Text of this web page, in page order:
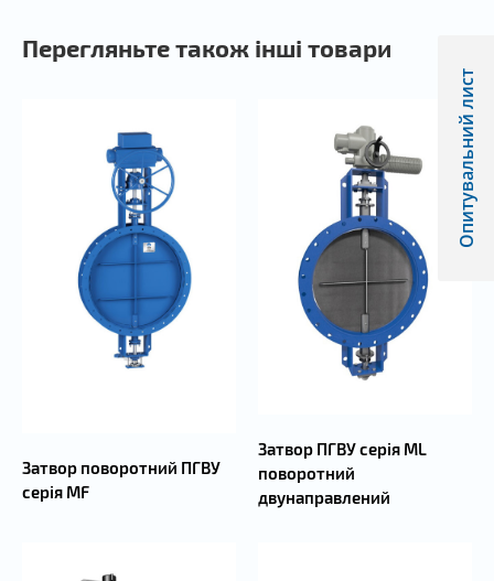
Перегляньте також інші товари
Затвор поворотний ПГВУ
серія MF
Затвор ПГВУ серія ML
поворотний
двунаправлений
Опитувальний лист